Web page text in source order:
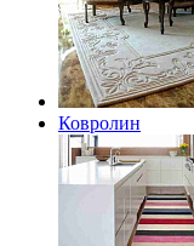
Ковролин